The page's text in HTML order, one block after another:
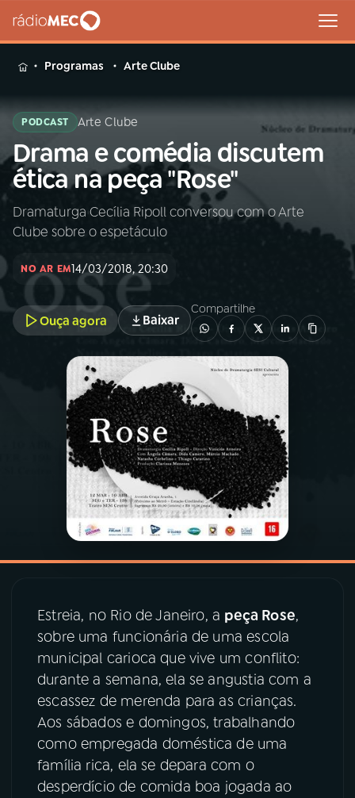
MENU
Buscar
na
Rádio
MEC
Buscar
Início
01 INÍCIO
PROGRAMAÇÃO
PROGRAMAS
PODCASTS
08PRÊMIO RÁDIO MEC
ACOMPANHE A RÁDIO MEC
YouTube Facebook
Instagram X
Programas Arte Clube
PODCAST Arte Clube
Drama e comédia discutem
ética na peça "Rose"
Dramaturga Cecília Ripoll conversou com o Arte
Clube sobre o espetáculo
NO AR EM14/03/2018, 20:30
Ouça agora Baixar
Compartilhe
Estreia, no Rio de Janeiro, a peça Rose,
sobre uma funcionária de uma escola
municipal carioca que vive um conflito:
durante a semana, ela se angustia com a
escassez de merenda para as crianças.
Aos sábados e domingos, trabalhando
como empregada doméstica de uma
família rica, ela se depara com o
desperdício de comida boa jogada ao